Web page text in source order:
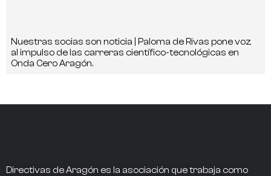
Nuestras socias son noticia | Paloma de Rivas pone voz
al impulso de las carreras científico-tecnológicas en
Onda Cero Aragón.
Directivas de Aragón es la asociación que trabaja como